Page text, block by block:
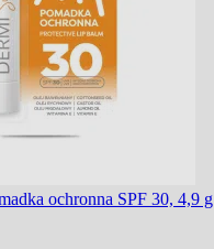
ochronna SPF 30, 4,9 g